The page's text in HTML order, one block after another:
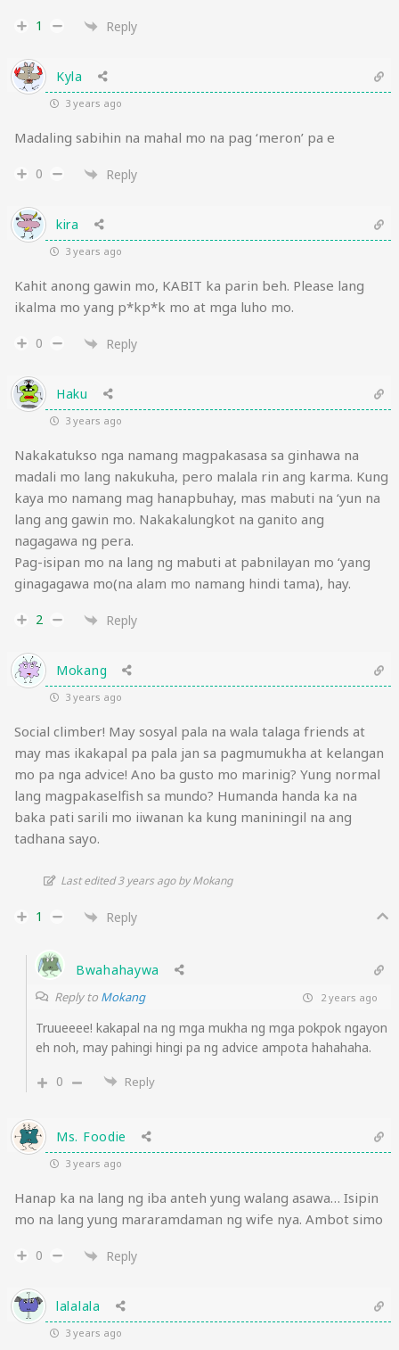
1 Reply
Kyla
3 years ago
Madaling sabihin na mahal mo na pag ‘meron’ pa e
0 Reply
kira
3 years ago
Kahit anong gawin mo, KABIT ka parin beh. Please lang
ikalma mo yang p*kp*k mo at mga luho mo.
0 Reply
Haku
3 years ago
Nakakatukso nga namang magpakasasa sa ginhawa na
madali mo lang nakukuha, pero malala rin ang karma. Kung
kaya mo namang mag hanapbuhay, mas mabuti na ‘yun na
lang ang gawin mo. Nakakalungkot na ganito ang
nagagawa ng pera.
Pag-isipan mo na lang ng mabuti at pabnilayan mo ‘yang
ginagagawa mo(na alam mo namang hindi tama), hay.
2 Reply
Mokang
3 years ago
Social climber! May sosyal pala na wala talaga friends at
may mas ikakapal pa pala jan sa pagmumukha at kelangan
mo pa nga advice! Ano ba gusto mo marinig? Yung normal
lang magpakaselfish sa mundo? Humanda handa ka na
baka pati sarili mo iiwanan ka kung maniningil na ang
tadhana sayo.
Last edited 3 years ago by Mokang
1 Reply
Bwahahaywa
Reply to Mokang 2 years ago
Truueeee! kakapal na ng mga mukha ng mga pokpok ngayon
eh noh, may pahingi hingi pa ng advice ampota hahahaha.
0
Reply
Ms. Foodie
3 years ago
Hanap ka na lang ng iba anteh yung walang asawa… Isipin
mo na lang yung mararamdaman ng wife nya. Ambot simo
0 Reply
lalalala
3 years ago